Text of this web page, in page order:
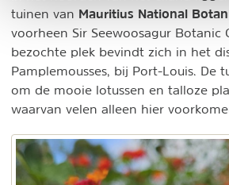
tuinen van Mauritius National
voorheen Sir Seewoosagur Botanic
bezochte plek bevindt zich in het
Pamplemousses, bij Port-Louis. De
om de mooie lotussen en talloze
waarvan velen alleen hier